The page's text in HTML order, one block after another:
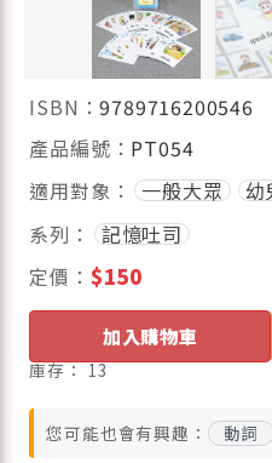
ISBN：9789716200546
產品編號： PT054
適用對象：
一般大眾 幼
系列：
記憶吐司
定價： $150
加入購物車
庫存：13
您可能也會有興趣： 動詞